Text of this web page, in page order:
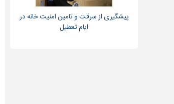
پیشگیری از سرقت و تامین امنیت خانه در
ایام تعطیل